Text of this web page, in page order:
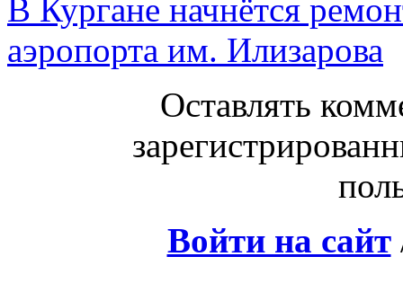
В Кургане начнётся
аэропорта им. Илизарова
Оставлять
Войти на сайт